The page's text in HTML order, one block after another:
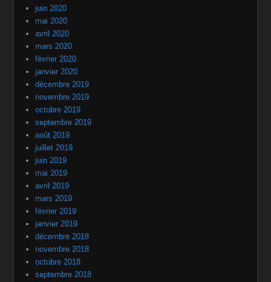
juin 2020
mai 2020
avril 2020
mars 2020
février 2020
janvier 2020
décembre 2019
novembre 2019
octobre 2019
septembre 2019
août 2019
juillet 2019
juin 2019
mai 2019
avril 2019
mars 2019
février 2019
janvier 2019
décembre 2018
novembre 2018
octobre 2018
septembre 2018